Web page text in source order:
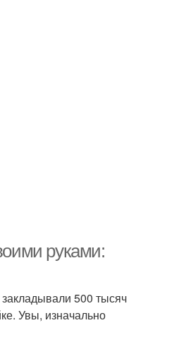
руками:
500 тысяч
Увы, изначально